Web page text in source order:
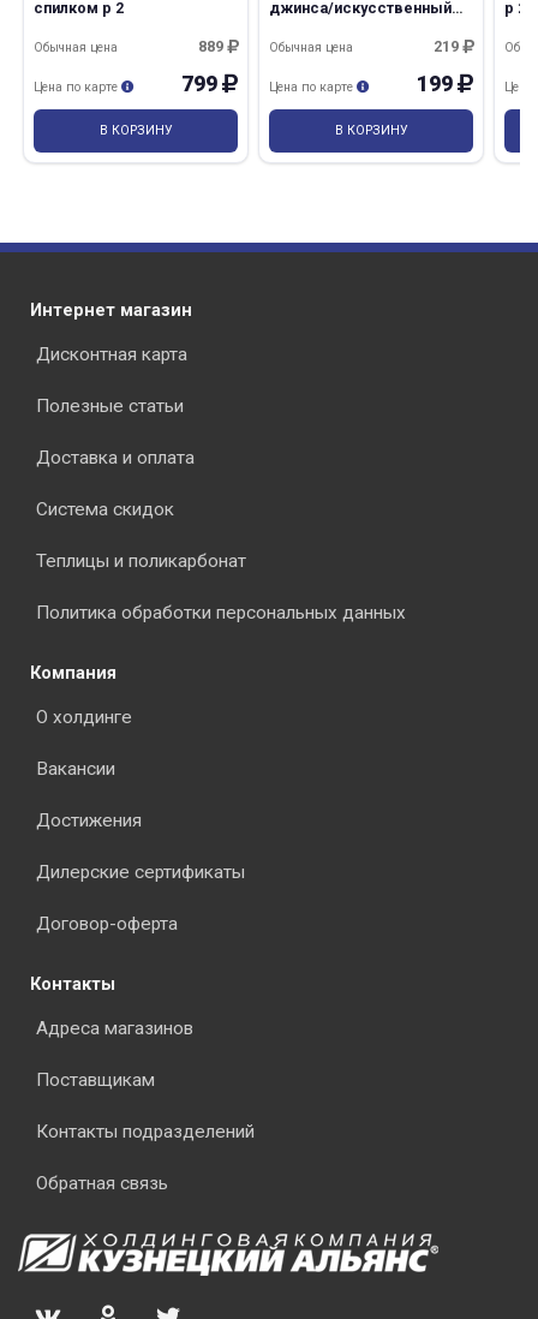
спилком р 2
889
Обычная цена
799
Цена по карте
В КОРЗИНУ
джинса/искусственный
219
Обычная цена
199
Цена по карте
В КОРЗИНУ
р 2
Цена
Интернет магазин
Дисконтная карта
Полезные статьи
Доставка и оплата
Система скидок
Теплицы и поликарбонат
Политика обработки персональных данных
Компания
О холдинге
Вакансии
Достижения
Дилерские сертификаты
Договор-оферта
Контакты
Адреса магазинов
Поставщикам
Контакты подразделений
Обратная связь